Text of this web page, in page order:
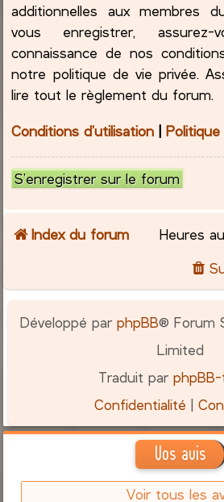
additionnelles aux membres
vous enregistrer, assurez-
connaissance de nos
notre politique de vie privée.
lire tout le règlement du forum.
Conditions d’utilisation |
S’enregistrer sur le forum
Index du forum Heures
Développé parphpBB® Forum
Limited
Traduit par
Confidentialité |
Vos avis
Voir tous les